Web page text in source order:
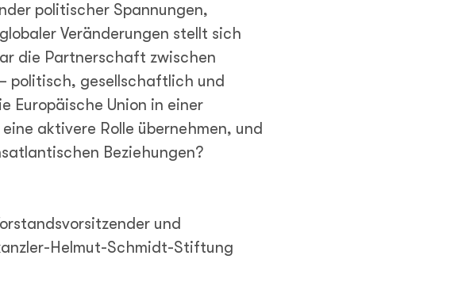
politischer Spannungen,
Veränderungen stellt sich
die Partnerschaft zwischen
politisch, gesellschaftlich und
Europäische Union in einer
aktivere Rolle übernehmen, und
Beziehungen?
und
Helmut-Schmidt-Stiftung